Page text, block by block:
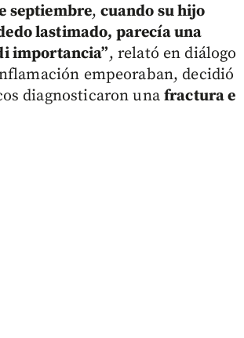
septiembre, cuando su hijo
lastimado, parecía una
importancia”, relató en diálogo
empeoraban, decidió
diagnosticaron unafractura e